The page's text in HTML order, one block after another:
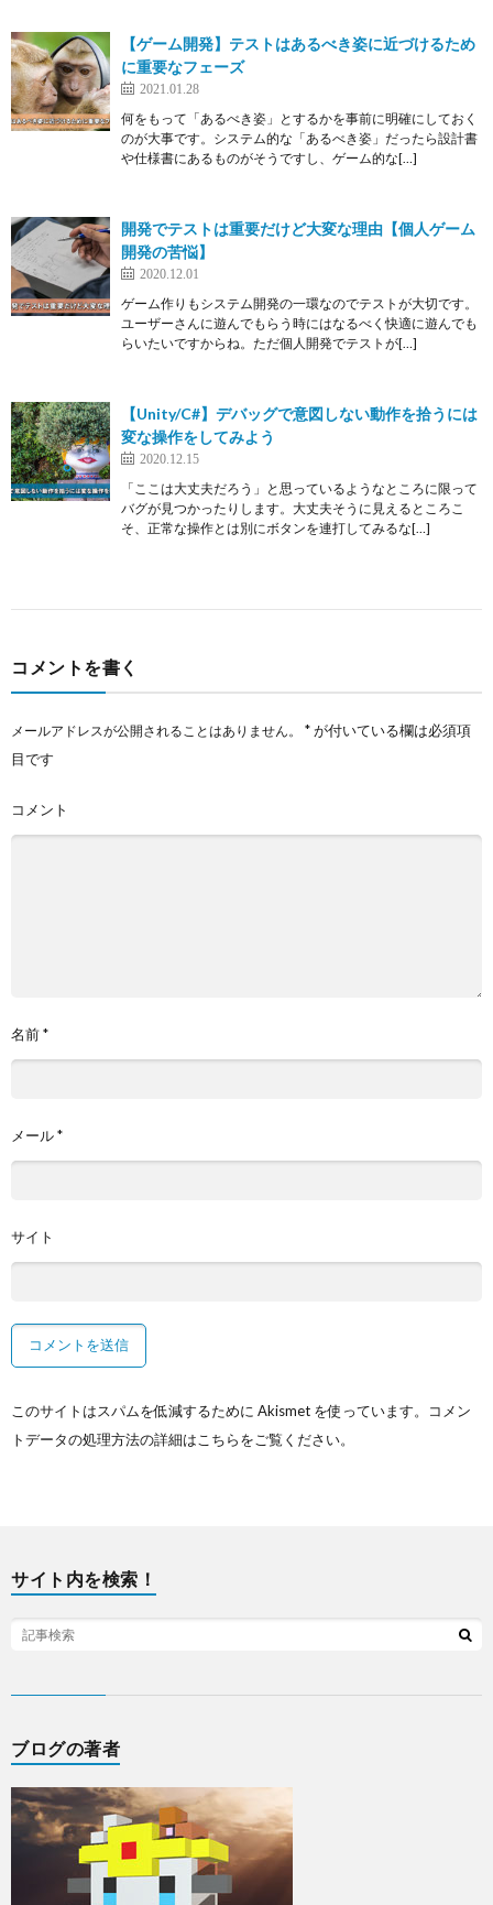
【ゲーム開発】テストはあるべき姿に近づけるため
に重要なフェーズ
2021.01.28
何をもって「あるべき姿」とするかを事前に明確にしておく
のが大事です。システム的な「あるべき姿」だったら設計書
や仕様書にあるものがそうですし、ゲーム的な[…]
開発でテストは重要だけど大変な理由【個人ゲーム
開発の苦悩】
2020.12.01
ゲーム作りもシステム開発の一環なのでテストが大切です。
ユーザーさんに遊んでもらう時にはなるべく快適に遊んでも
らいたいですからね。ただ個人開発でテストが[…]
【Unity/C#】デバッグで意図しない動作を拾うには
変な操作をしてみよう
2020.12.15
「ここは大丈夫だろう」と思っているようなところに限って
バグが見つかったりします。大丈夫そうに見えるところこ
そ、正常な操作とは別にボタンを連打してみるな[…]
コメントを書く
メールアドレスが公開されることはありません。 *が付いている欄は必須項
目です
コメント
名前*
メール*
サイト
このサイトはスパムを低減するために Akismet を使っています。
コメン
トデータの処理方法の詳細はこちらをご覧ください。
サイト内を検索！
ブログの著者